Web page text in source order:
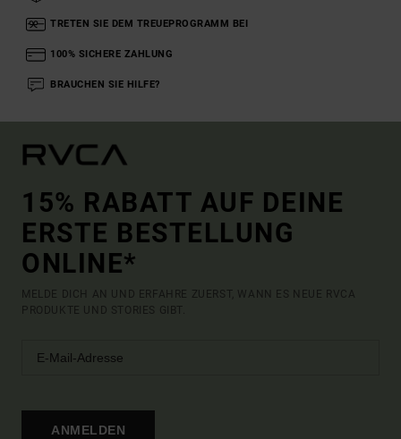
TRETEN SIE DEM TREUEPROGRAMM BEI
100% SICHERE ZAHLUNG
BRAUCHEN SIE HILFE?
15% RABATT AUF DEINE
ERSTE BESTELLUNG
ONLINE*
MELDE DICH AN UND ERFAHRE ZUERST, WANN ES NEUE RVCA
PRODUKTE UND STORIES GIBT.
ANMELDEN